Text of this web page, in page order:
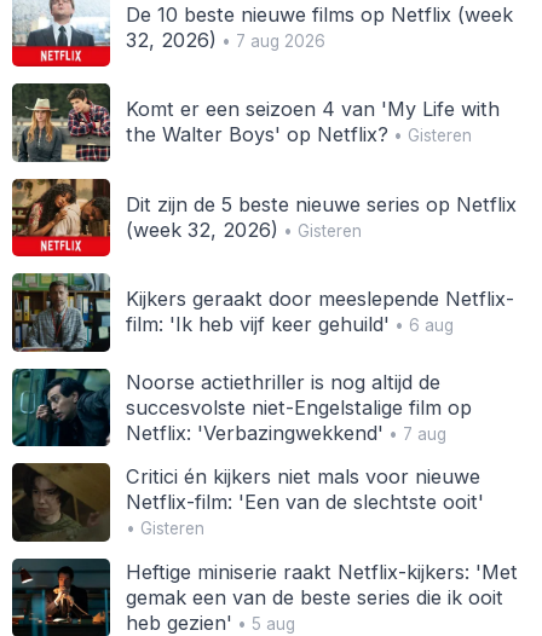
De 10 beste nieuwe films op Netflix (week
32, 2026) • 7 aug 2026
Komt er een seizoen 4 van 'My Life with
the Walter Boys' op Netflix? • Gisteren
Dit zijn de 5 beste nieuwe series op Netflix
(week 32, 2026) • Gisteren
Kijkers geraakt door meeslepende Netflix-
film: 'Ik heb vijf keer gehuild' • 6 aug
Noorse actiethriller is nog altijd de
succesvolste niet-Engelstalige film op
Netflix: 'Verbazingwekkend' • 7 aug
Critici én kijkers niet mals voor nieuwe
Netflix-film: 'Een van de slechtste ooit'
• Gisteren
Heftige miniserie raakt Netflix-kijkers: 'Met
gemak een van de beste series die ik ooit
heb gezien' • 5 aug